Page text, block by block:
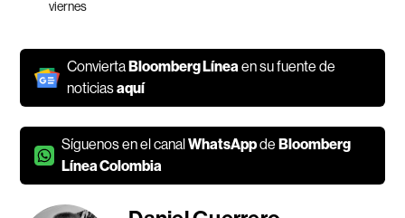
viernes
ConviertaBloomberg Líneaen su fuente de
noticiasaquí
Síguenos en el canalWhatsAppdeBloomberg
Línea Colombia